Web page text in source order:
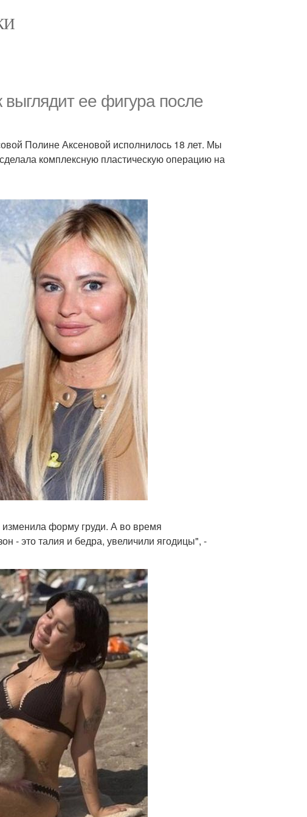
ее фигура после
Полине Аксеновой исполнилось 18 лет. Мы
комплексную пластическую операцию на
форму груди. А во время
- это талия и бедра, увеличили ягодицы", -